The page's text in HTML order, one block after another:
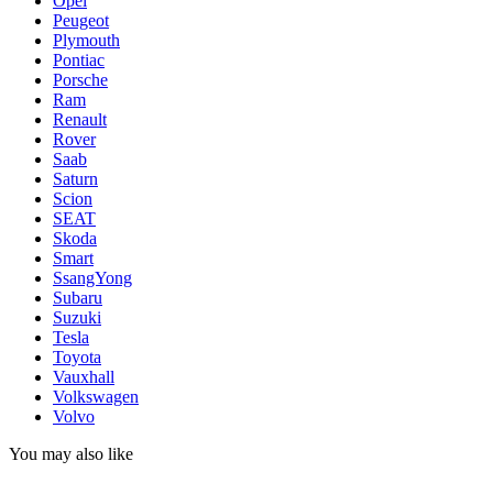
Peugeot
Plymouth
Pontiac
Porsche
Ram
Renault
Rover
Saab
Saturn
Scion
SEAT
Skoda
Smart
SsangYong
Subaru
Suzuki
Tesla
Toyota
Vauxhall
Volkswagen
Volvo
You may also like